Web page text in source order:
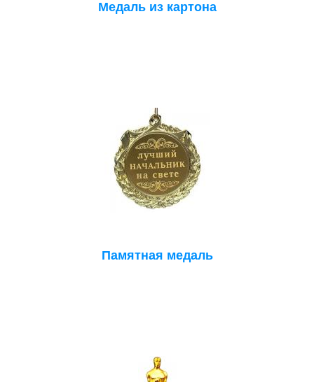
Медаль из картона
Памятная медаль